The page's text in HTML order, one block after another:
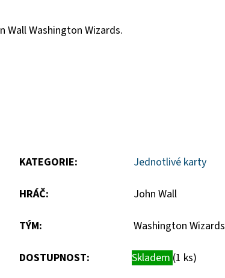
Wall Washington Wizards.
KATEGORIE: Jednotlivé karty
HRÁČ: John Wall
TÝM: Washington Wizards
DOSTUPNOST: Skladem (1 ks)